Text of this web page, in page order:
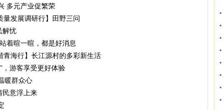
多元产业促繁荣
量发展调研行】田野三问
解忧
着暄一暄，都是好消息
青海行】长江源村的多彩新生活
，游客享受更好体验
暖群众心
民意浮上来